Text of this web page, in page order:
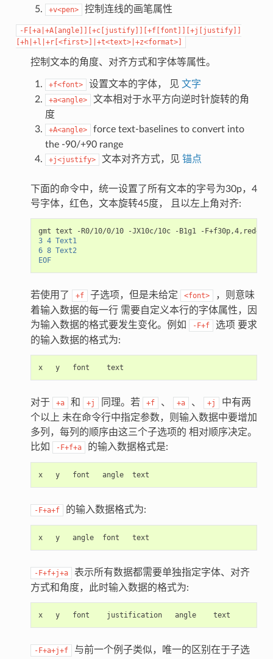
+v<pen> 控制连线的画笔属性
-F[+a|+A[angle]][+c[justify]][+f[font]][+j[justify]]
[+h|+l|+r[<first>]|+t<text>|+z<format>]
控制文本的角度、对齐方式和字体等属性。
+f<font> 设置文本的字体， 见 文字
+a<angle>
文本相对于水平方向逆时针旋转的角
度
+A<angle>
force text-baselines to convert into
the -90/+90 range
+j<justify> 文本对齐方式，见 锚点
下面的命令中，统一设置了所有文本的字号为30p，4
号字体，红色，文本旋转45度， 且以左上角对齐:
gmt text -R0/10/0/10 -JX10c/10c -B1g1
-
3 4 Text1
6 8 Text2
EOF
若使用了 +f 子选项，但是未给定 <font>
，则意味
着输入数据的每一行 需要自定义本行的字体属性，因
为输入数据的格式要发生变化。例如
-F+f
选项 要求
的输入数据的格式为:
x y font
对于 +a 和 +j 同理。若 +f 、 +a 、 +j
中有两
个以上 未在命令行中指定参数，则输入数据中要增加
多列，每列的顺序由这三个子选项的 相对顺序决定。
比如
-F+f+a 的输入数据格式是:
x y font angle
-F+a+f 的输入数据格式为:
x y angle font
-F+f+j+a
表示所有数据都需要单独指定字体、对齐
方式和角度，此时输入数据的格式为:
x y font justification angle
-F+a+j+f 与前一个例子类似，唯一的区别在于子选